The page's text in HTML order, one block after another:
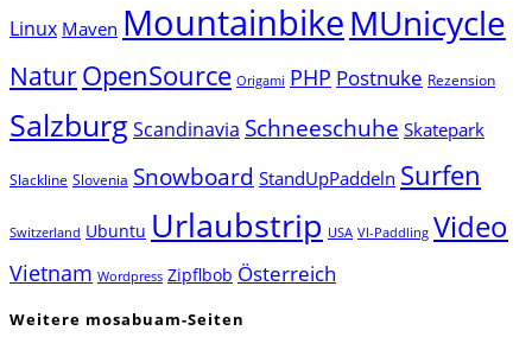
Linux Maven MountainbikeMUnicycle
NaturOpenSource Origami PHP Postnuke Rezension
SalzburgScandinavia Schneeschuhe Skatepark
Slackline Slovenia Snowboard StandUpPaddeln Surfen
Switzerland Ubuntu Urlaubstrip USA VI-Paddling Video
Vietnam Wordpress Zipflbob Österreich
Weitere mosabuam-Seiten